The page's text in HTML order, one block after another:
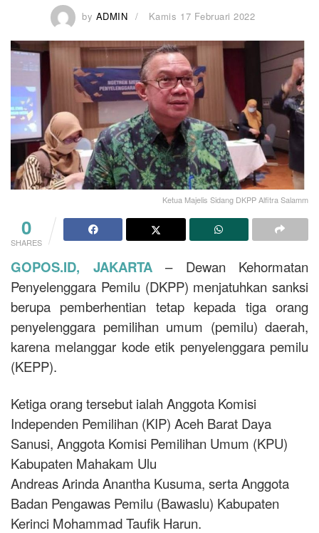
by ADMIN Kamis 17 Februari 2022
Ketua Majelis Sidang DKPP Alfitra Salamm
0
SHARES
GOPOS.ID, JAKARTA– Dewan Kehormatan
Penyelenggara Pemilu (DKPP) menjatuhkan sanksi
berupa pemberhentian tetap kepada tiga orang
penyelenggara pemilihan umum (pemilu) daerah,
karena melanggar kode etik penyelenggara pemilu
(KEPP).
Ketiga orang tersebut ialah Anggota Komisi
Independen Pemilihan (KIP) Aceh Barat Daya
Sanusi, Anggota Komisi Pemilihan Umum (KPU)
Kabupaten Mahakam Ulu
Andreas Arinda Anantha Kusuma, serta Anggota
Badan Pengawas Pemilu (Bawaslu) Kabupaten
Kerinci Mohammad Taufik Harun.